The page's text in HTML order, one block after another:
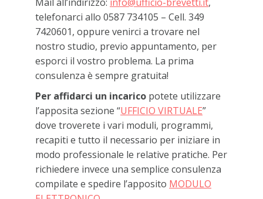
telefonarci allo 0587 734105 – Cell. 349
7420601, oppure venirci a trovare nel
nostro studio, previo appuntamento, per
esporci il vostro problema. La prima
consulenza è sempre gratuita!
Per affidarci un incarico potete utilizzare
l’apposita sezione “UFFICIO VIRTUALE”
dove troverete i vari moduli, programmi,
recapiti e tutto il necessario per iniziare in
modo professionale le relative pratiche. Per
richiedere invece una semplice consulenza
compilate e spedire l’apposito MODULO